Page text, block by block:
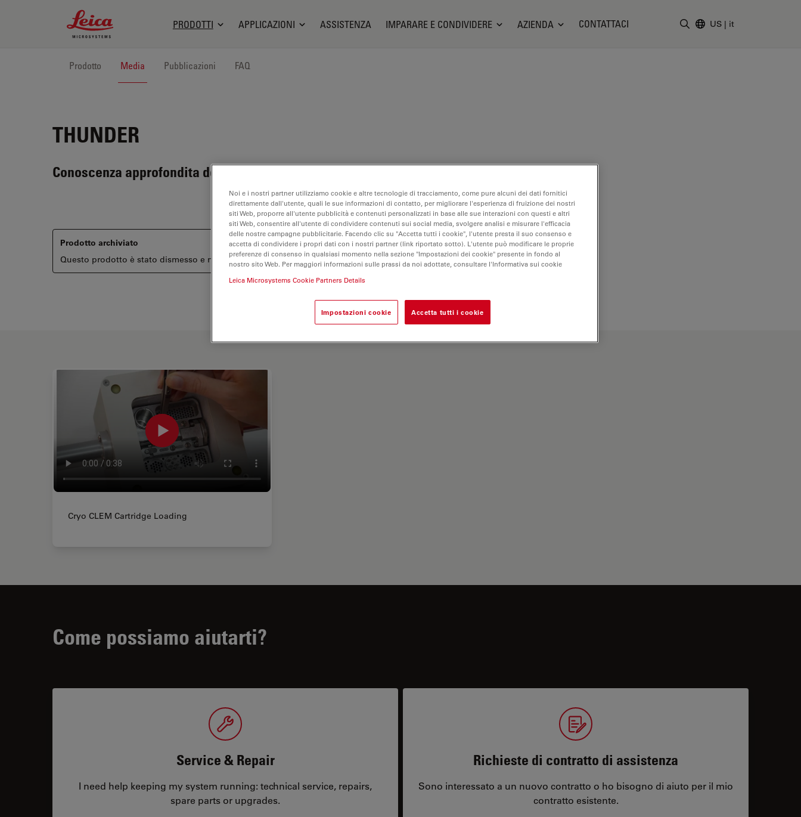
Leica Microsystems Logo
PRODOTTI APPLICAZIONI ASSISTENZA IMPARARE E CONDIVIDERE AZIENDA CONTATTACI US | it
Prodotto Media Pubblicazioni FAQ
THUNDER
Conoscenza approfondita della biologia strutturale delle cellule
Prodotto archiviato
Questo prodotto è stato dismesso e non è più disponibile. Ci contatti per informazioni su prodotti alternativi recenti.
Cryo CLEM Cartridge Loading
Come possiamo aiutarti?
Service & Repair
I need help keeping my system running: technical service, repairs,
spare parts or upgrades.
Richieste di contratto di assistenza
Sono interessato a un nuovo contratto o ho bisogno di aiuto per il mio
contratto esistente.
Noi e i nostri partner utilizziamo cookie e altre tecnologie di tracciamento, come pure alcuni dei dati fornitici
direttamente dall'utente, quali le sue informazioni di contatto, per migliorare l'esperienza di fruizione dei nostri
siti Web, proporre all'utente pubblicità e contenuti personalizzati in base alle sue interazioni con questi e altri
siti Web, consentire all'utente di condividere contenuti sui social media, svolgere analisi e misurare l'efficacia
delle nostre campagne pubblicitarie. Facendo clic su "Accetta tutti i cookie", l'utente presta il suo consenso e
accetta di condividere i propri dati con i nostri partner (link riportato sotto). L'utente può modificare le proprie
preferenze di consenso in qualsiasi momento nella sezione "Impostazioni dei cookie" presente in fondo al
nostro sito Web. Per maggiori informazioni sulle prassi da noi adottate, consultare l'Informativa sui cookie
Leica Microsystems Cookie Partners Details
Impostazioni cookie Accetta tutti i cookie